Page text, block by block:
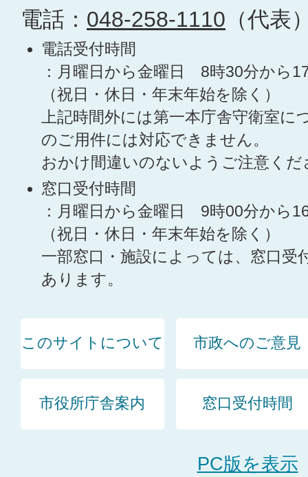
電話： 048-258-1110 （代表
電話受付時間
：月曜日から金曜日 8時30分から
（祝日・休日・年末年始を除く）
上記時間外には第一本庁舎守衛室に
のご用件には対応できません。
おかけ間違いのないようご注意くだ
窓口受付時間
：月曜日から金曜日 9時00分から
（祝日・休日・年末年始を除く）
一部窓口・施設によっては、窓口受
あります。
このサイトについて 市政へのご意見
市役所庁舎案内 窓口受付時間
PC版を表示